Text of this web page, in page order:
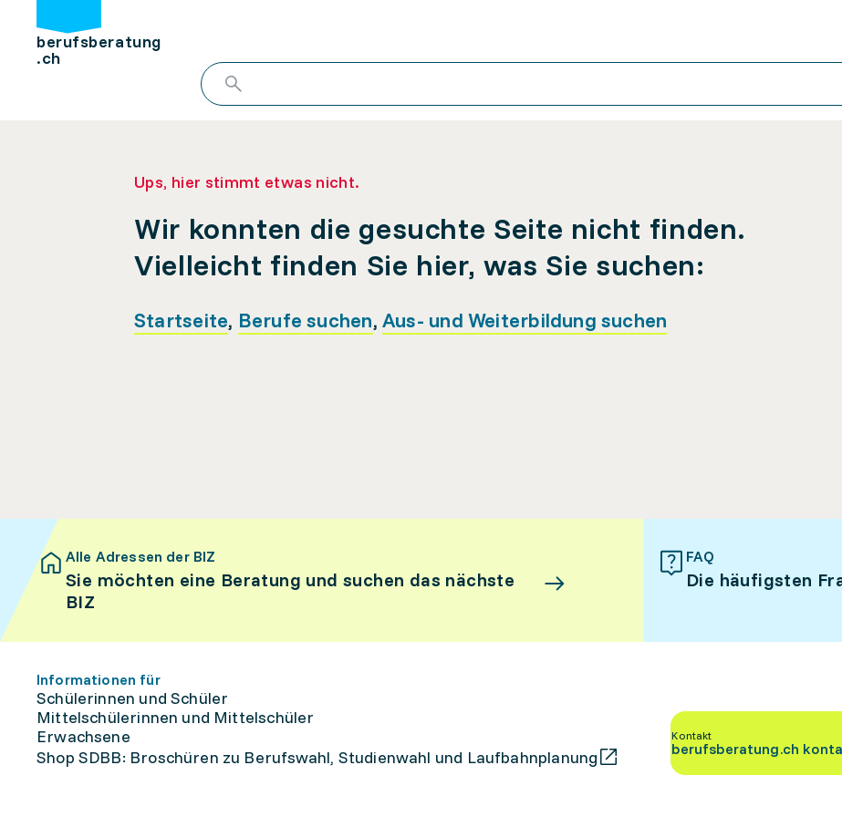
berufsberatung
.ch
Ups, hier stimmt etwas nicht.
Wir konnten die gesuchte Seite nicht finden.
Vielleicht finden Sie hier, was Sie suchen:
Startseite, Berufe suchen, Aus- und Weiterbildung suchen
Alle Adressen der BIZ
Sie möchten eine Beratung und suchen das nächste
BIZ
FAQ
Die häufigsten
Informationen für
Schülerinnen und Schüler
Mittelschülerinnen und Mittelschüler
Erwachsene
Shop SDBB: Broschüren zu Berufswahl, Studienwahl und Laufbahnplanung
Kontakt
berufsberatung.ch